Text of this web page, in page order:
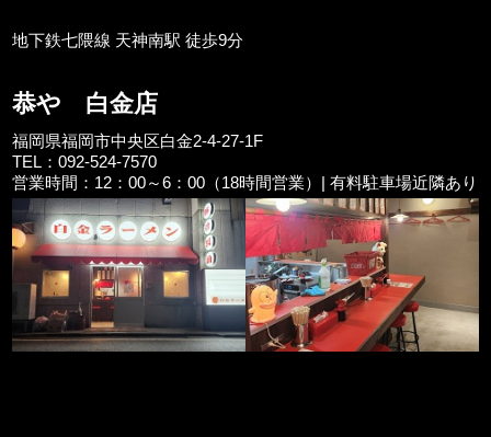
地下鉄七隈線 天神南駅 徒歩9分
恭や 白金店
福岡県福岡市中央区白金2-4-27-1F
TEL：092-524-7570
営業時間：12：00～6：00（18時間営業）| 有料駐車場近隣あり